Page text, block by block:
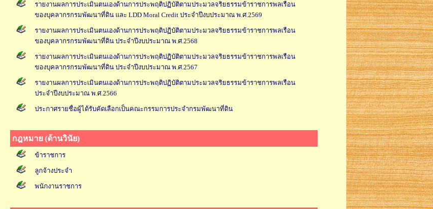
รายงานผลการประเมินตนเองด้านการประพฤติปฏิบัติตามประมวลจริยธรรมข้าราชการพลเรือน
ของบุคลากรกรมพัฒนาที่ดิน และ LDD Moral Credit ประจำปีงบประมาณ พ.ศ.2569
รายงานผลการประเมินตนเองด้านการประพฤติปฏิบัติตามประมวลจริยธรรมข้าราชการพลเรือน
ของบุคลากรกรมพัฒนาที่ดิน ประจำปีงบประมาณ พ.ศ.2568
รายงานผลการประเมินตนเองด้านการประพฤติปฏิบัติตามประมวลจริยธรรมข้าราชการพลเรือน
ของบุคลากรกรมพัฒนาที่ดิน ประจำปีงบประมาณ พ.ศ.2567
รายงานผลการประเมินตนเองด้านการประพฤติปฏิบัติตามประมวลจริยธรรมข้าราชการพลเรือน
ประจำปีงบประมาณ พ.ศ.2566
ประกาศรายชื่อผู้ได้รับคัดเลือกเป็นคณะกรรมการประจำกรมพัฒนาที่ดิน
กฎหมาย (ด้านวินัย)
ข้าราชการ
ลูกจ้างประจำ
พนักงานราชการ